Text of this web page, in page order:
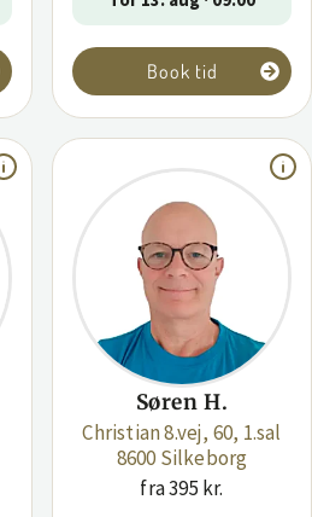
Book tid
Søren H.
Christian 8.vej, 60, 1.sal
8600 Silkeborg
fra 395 kr.